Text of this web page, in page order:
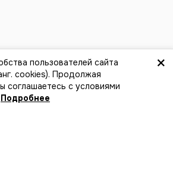
Вступить
найти события,
×
пользователей сайта
сookies). Продолжая
соглашаетесь с условиями
Подробнее